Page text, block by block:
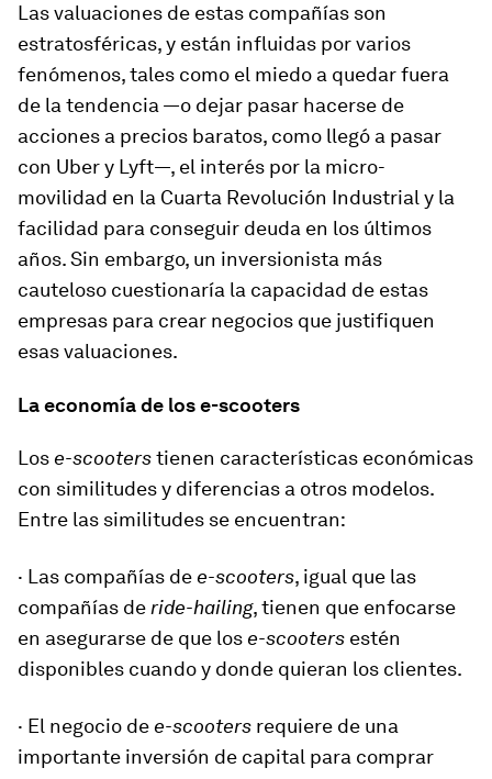
Las valuaciones de estas compañías son
estratosféricas, y están influidas por varios
fenómenos, tales como el miedo a quedar fuera
de la tendencia —o dejar pasar hacerse de
acciones a precios baratos, como llegó a pasar
con Uber y Lyft—, el interés por la micro-
movilidad en la Cuarta Revolución Industrial y la
facilidad para conseguir deuda en los últimos
años. Sin embargo, un inversionista más
cauteloso cuestionaría la capacidad de estas
empresas para crear negocios que justifiquen
esas valuaciones.
La economía de los e-scooters
Los e-scooterstienen características económicas
con similitudes y diferencias a otros modelos.
Entre las similitudes se encuentran:
· Las compañías de e-scooters, igual que las
compañías de ride-hailing, tienen que enfocarse
en asegurarse de que los e-scooters estén
disponibles cuando y donde quieran los clientes.
· El negocio de e-scooters requiere de una
importante inversión de capital para comprar